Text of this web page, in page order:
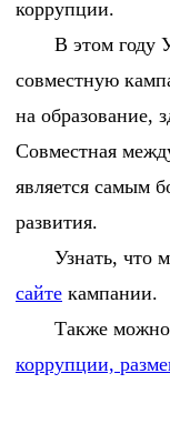
коррупции.
В этом году
совместную
на образование,
Совместная
является самым
развития.
Узнать, что
сайте кампании.
Также можно
коррупции,